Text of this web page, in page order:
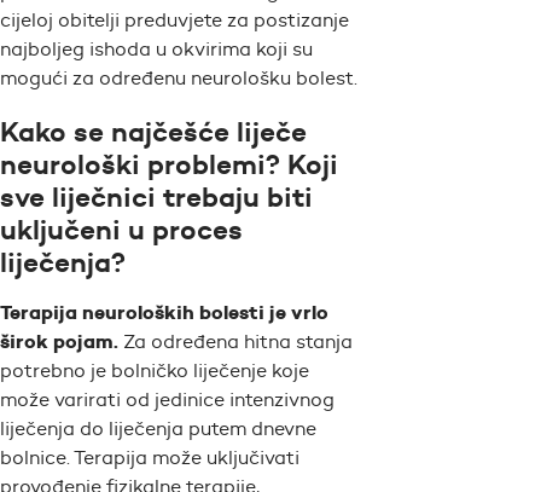
cijeloj obitelji preduvjete za postizanje
najboljeg ishoda u okvirima koji su
mogući za određenu neurološku bolest.
Kako se najčešće liječe
neurološki problemi? Koji
sve liječnici trebaju biti
uključeni u proces
liječenja?
Terapija neuroloških bolesti je vrlo
širok pojam. Za određena hitna stanja
potrebno je bolničko liječenje koje
može varirati od jedinice intenzivnog
liječenja do liječenja putem dnevne
bolnice. Terapija može uključivati
provođenje fizikalne terapije,